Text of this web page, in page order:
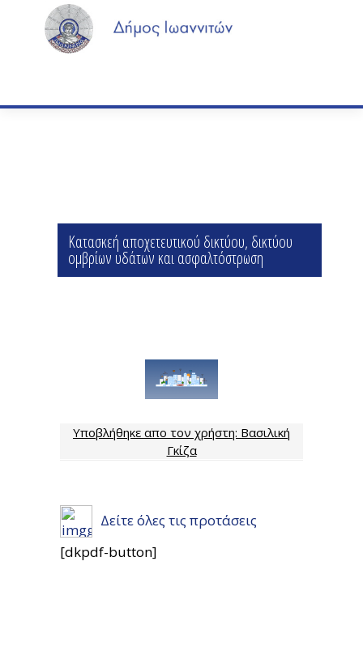
Κατασκεή αποχετευτικού δικτύου, δικτύου
ομβρίων υδάτων και ασφαλτόστρωση
Υποβλήθηκε απο τον χρήστη: Βασιλική
Γκίζα
[dkpdf-button]
Δείτε όλες τις προτάσεις